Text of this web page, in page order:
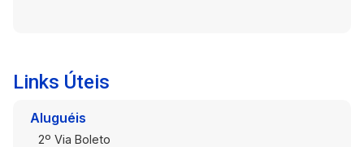
Links Úteis
Aluguéis
2º Via Boleto